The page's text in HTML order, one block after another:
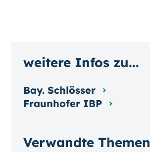
Verwandte Themen
weitere Infos zu...
Bay. Schlösser
Fraunhofer IBP